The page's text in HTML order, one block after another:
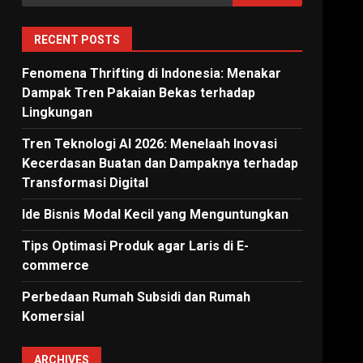
for:
RECENT POSTS
Fenomena Thrifting di Indonesia: Menakar
Dampak Tren Pakaian Bekas terhadap
Lingkungan
Tren Teknologi AI 2026: Menelaah Inovasi
Kecerdasan Buatan dan Dampaknya terhadap
Transformasi Digital
Ide Bisnis Modal Kecil yang Menguntungkan
Tips Optimasi Produk agar Laris di E-
commerce
Perbedaan Rumah Subsidi dan Rumah
Komersial
ARCHIVES